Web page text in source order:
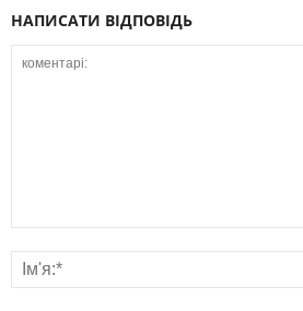
НАПИСАТИ ВІДПОВІДЬ